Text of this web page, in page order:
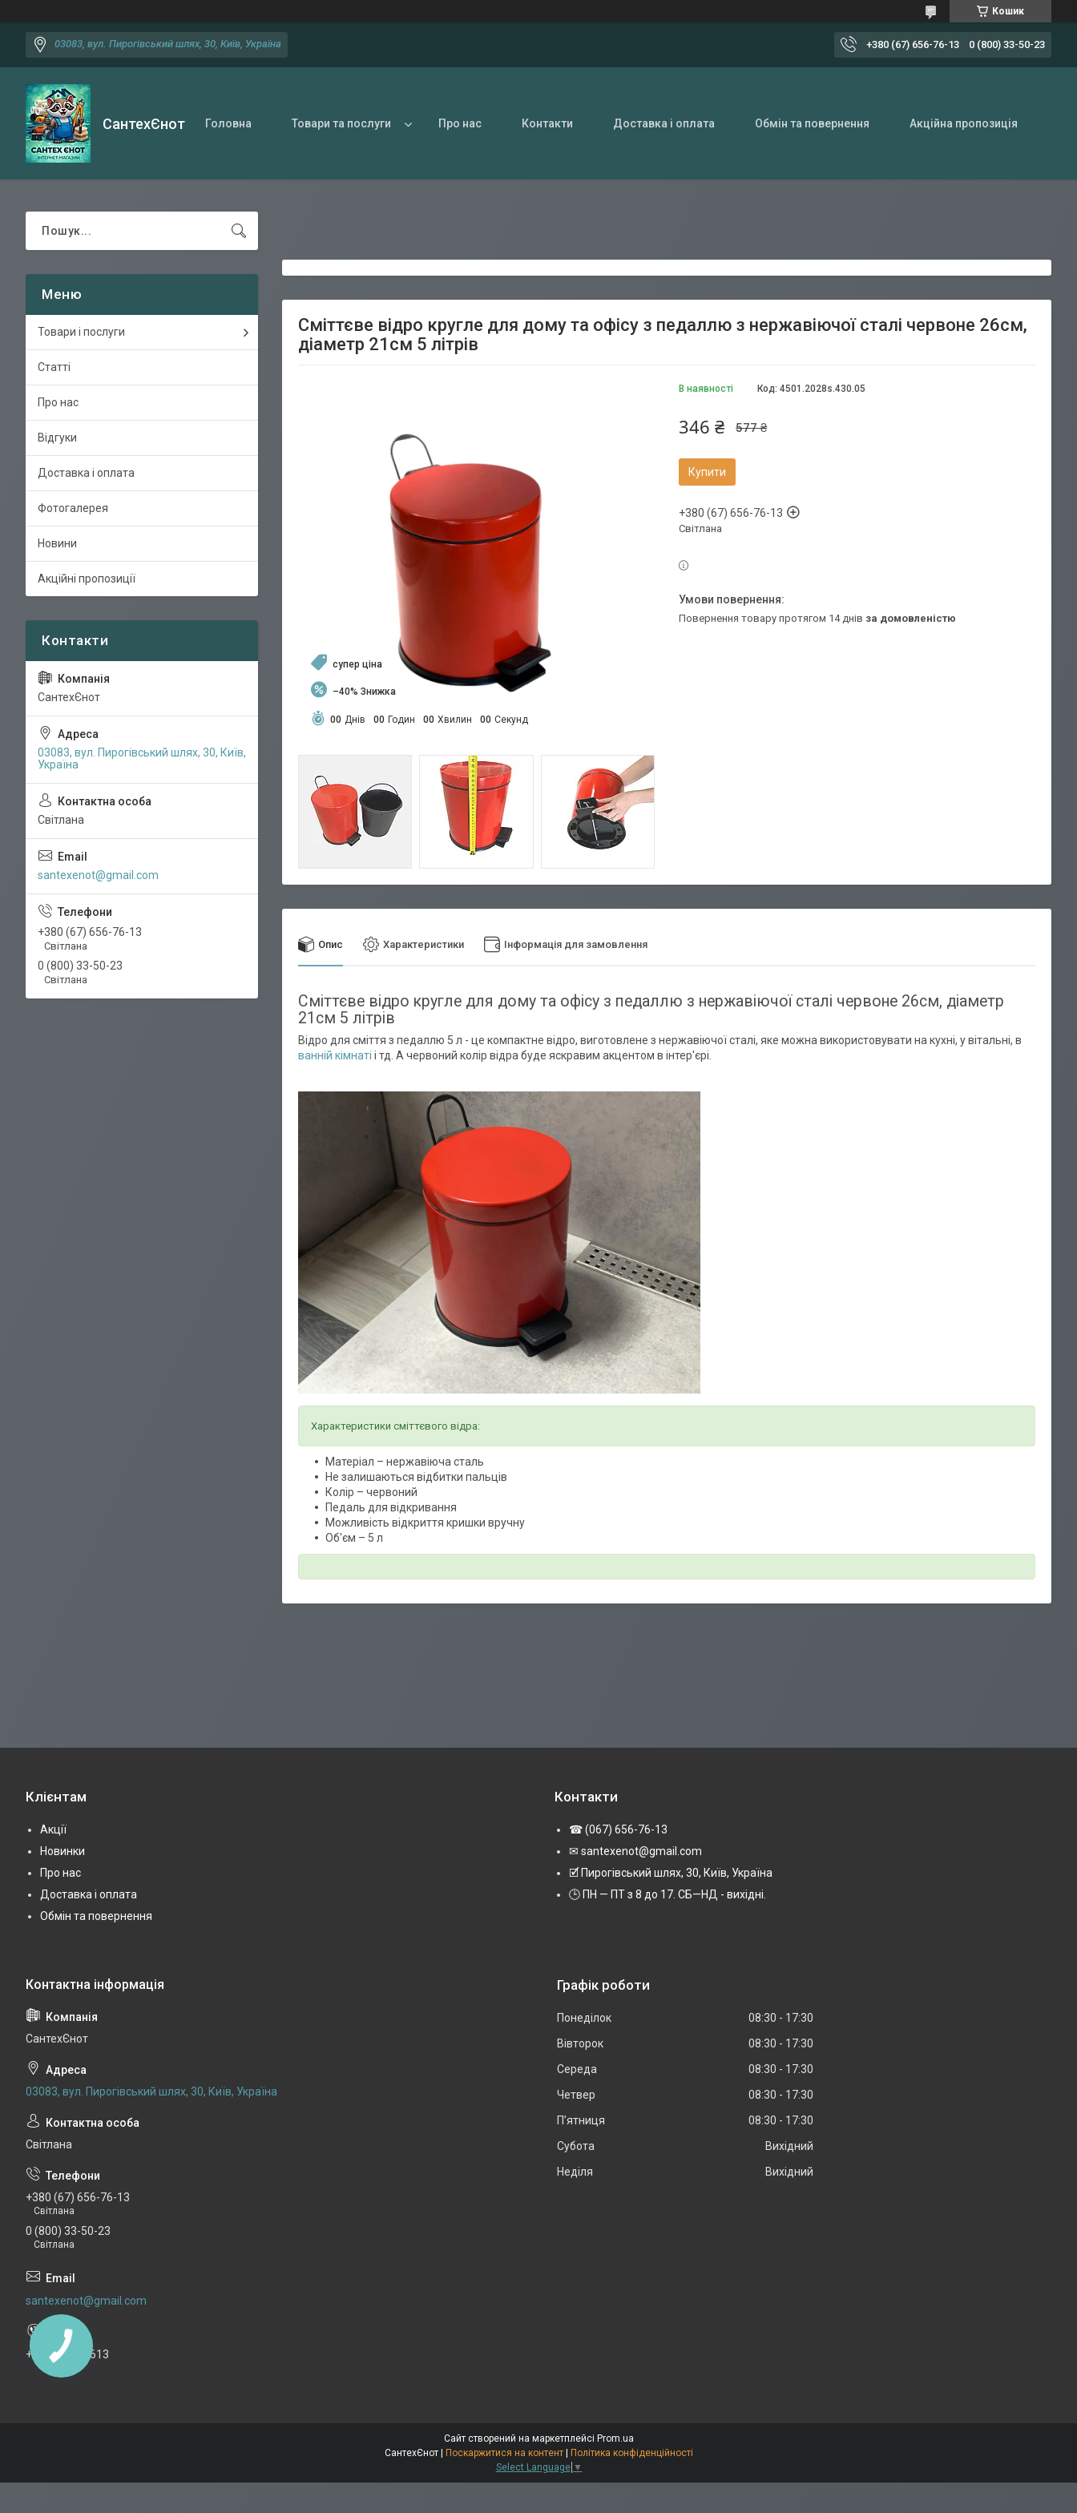
Кошик
03083, вул. Пирогівський шлях, 30, Київ, Україна +380 (67) 656-76-13 0 (800) 33-50-23
СантехЄнот Головна Товари та послуги Про нас Контакти Доставка і оплата Обмін та повернення Акційна пропозиція
Сміттєве відро кругле для дому та офісу з педаллю з нержавіючої сталі червоне 26см,
діаметр 21см 5 літрів
супер ціна
–40%
00 Днів 00 Годин 00 Хвилин 00 Секунд
В наявності Код: 4501.2028s.430.05
577 ₴
346 ₴
Купити
+380 (67) 656-76-13
Світлана
повернення товару протягом 14 днів за домовленістю
Опис Характеристики Інформація для замовлення
Сміттєве відро кругле для дому та офісу з педаллю з нержавіючої сталі червоне 26см, діаметр
21см 5 літрів
Відро для сміття з педаллю 5 л - це компактне відро, виготовлене з нержавіючої сталі, яке можна використовувати на кухні, у вітальні, в
ванній кімнаті і тд. А червоний колір відра буде яскравим акцентом в інтер'єрі.
Характеристики сміттєвого відра:
Матеріал – нержавіюча сталь
Не залишаються відбитки пальців
Колір – червоний
Педаль для відкривання
Можливість відкриття кришки вручну
Об'єм – 5 л
Товари і послуги
Статті
Про нас
Відгуки
Доставка і оплата
Фотогалерея
Новини
Акційні пропозиції
СантехЄнот
03083, вул. Пирогівський шлях, 30, Київ,
Україна
Світлана
santexenot@gmail.com
+380 (67) 656-76-13
Світлана
0 (800) 33-50-23
Світлана
Клієнтам
Акції
Новинки
Про нас
Доставка і оплата
Обмін та повернення
Контакти
☎ (067) 656-76-13
✉ santexenot@gmail.com
🗹 Пирогівський шлях, 30, Київ, Україна
🕒 ПН — ПТ з 8 до 17. СБ—НД - вихідні.
СантехЄнот
03083, вул. Пирогівський шлях, 30, Київ, Україна
Світлана
+380 (67) 656-76-13
Світлана
0 (800) 33-50-23
Світлана
santexenot@gmail.com
+380676567613
Графік роботи
Понеділок 08:30
17:30
Вівторок
08:30
17:30
Середа
08:30
17:30
Четвер
08:30
17:30
Пʼятниця
08:30
17:30
Субота
Вихідний
Неділя
Вихідний
Сайт створений на маркетплейсі Prom.ua
СантехЄнот | Поскаржитися на контент | Політика конфіденційності
Select Language ▼